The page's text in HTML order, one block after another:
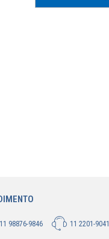
11 98876-9846 11 2201-9041